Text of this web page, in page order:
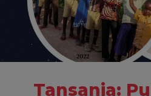
Tansania: